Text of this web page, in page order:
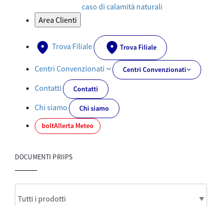
caso di calamità naturali
Area Clienti
Trova Filiale Trova Filiale
Centri Convenzionati Centri Convenzionati
Contatti Contatti
Chi siamo
Chi siamo
boltAllerta Meteo
DOCUMENTI PRIIPS